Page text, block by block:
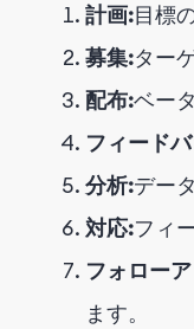
計画:目標
募集:ター
配布:ベー
フィード
分析:デー
対応:フィ
フォロー
ます。